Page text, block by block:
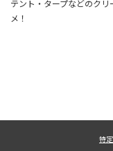
テント・タープなどのク
メ！
特